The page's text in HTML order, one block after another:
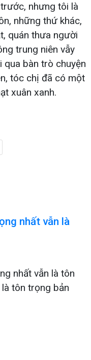
nhưng tôi là
những thứ khác,
quán thưa người
trung niên vẫy
bàn trò chuyện
tóc chị đã có một
xuân xanh.
nhất vẫn là
nhất vẫn là tôn
tôn trọng bản